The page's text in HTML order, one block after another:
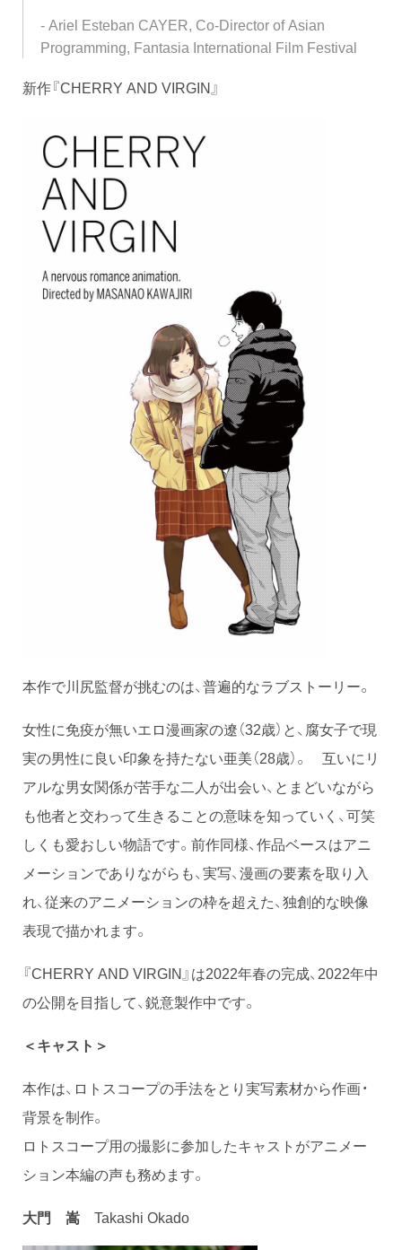
- Ariel Esteban CAYER, Co-Director of Asian
Programming, Fantasia International Film Festival
新作『CHERRY AND VIRGIN』
本作で川尻監督が挑むのは、普遍的なラブストーリー。
女性に免疫が無いエロ漫画家の遼（32歳）と、腐女子で現
実の男性に良い印象を持たない亜美（28歳）。 互いにリ
アルな男女関係が苦手な二人が出会い、とまどいながら
も他者と交わって生きることの意味を知っていく、可笑
しくも愛おしい物語です。前作同様、作品ベースはアニ
メーションでありながらも、実写、漫画の要素を取り入
れ、従来のアニメーションの枠を超えた、独創的な映像
表現で描かれます。
『CHERRY AND VIRGIN』は2022年春の完成、2022年中
の公開を目指して、鋭意製作中です。
＜キャスト＞
本作は、ロトスコープの手法をとり実写素材から作画・
背景を制作。
ロトスコープ用の撮影に参加したキャストがアニメー
ション本編の声も務めます。
大門 嵩 Takashi Okado